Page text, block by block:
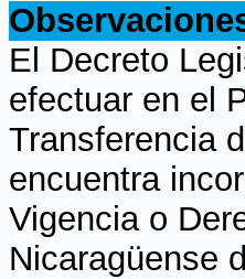
El Decreto
efectuar en el
Transferencia
encuentra
Vigencia o
Nicaragüense